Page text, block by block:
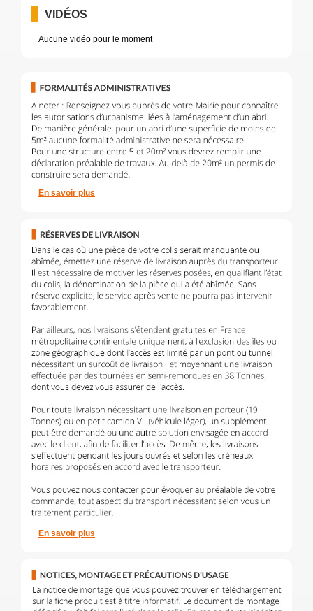
VIDÉOS
Aucune vidéo pour le moment
En savoir plus
En savoir plus